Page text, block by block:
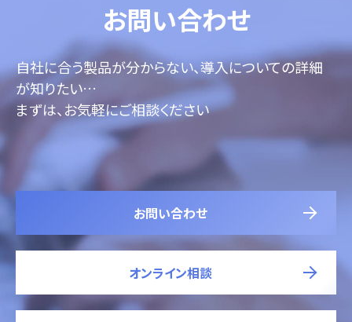
お問い合わせ
自社に合う製品が分からない、導入についての詳細
が知りたい…
まずは、お気軽にご相談ください
お問い合わせ
オンライン相談